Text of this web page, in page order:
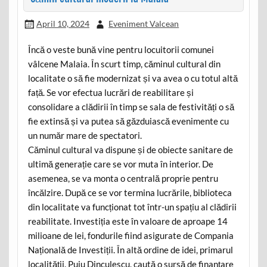
April 10, 2024 Eveniment Valcean
Încă o veste bună vine pentru locuitorii comunei
vâlcene Malaia. În scurt timp, căminul cultural din
localitate o să fie modernizat și va avea o cu totul altă
față. Se vor efectua lucrări de reabilitare și
consolidare a clădirii în timp se sala de festivități o să
fie extinsă și va putea să găzduiască evenimente cu
un număr mare de spectatori.
Căminul cultural va dispune și de obiecte sanitare de
ultimă generație care se vor muta în interior. De
asemenea, se va monta o centrală proprie pentru
încălzire. După ce se vor termina lucrările, biblioteca
din localitate va funcționat tot într-un spațiu al clădirii
reabilitate. Investiția este în valoare de aproape 14
milioane de lei, fondurile fiind asigurate de Compania
Națională de Investiții. În altă ordine de idei, primarul
localității, Puiu Dinculescu, caută o sursă de finanțare